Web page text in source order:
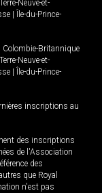
Terre-Neuve-et-
Île-du-Prince-
Colombie-Britannique
Terre-Neuve-et-
Île-du-Prince-
inscriptions au
des inscriptions
de l'Association
des
que Royal
n'est pas